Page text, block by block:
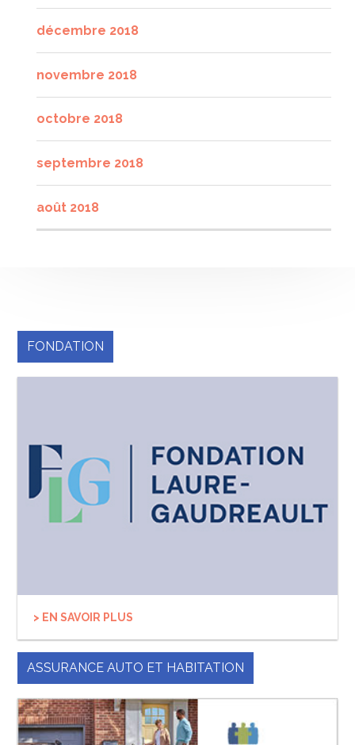
décembre 2018
novembre 2018
octobre 2018
septembre 2018
août 2018
FONDATION
> EN SAVOIR PLUS
ASSURANCE AUTO ET HABITATION